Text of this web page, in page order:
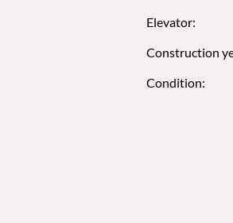
Elevator:
Construction
Condition: